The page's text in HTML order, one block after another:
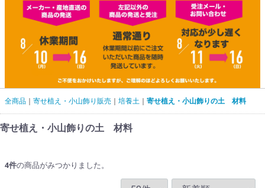
全商品 寄せ植え・小山飾り販売 培養土 寄せ植え・小山飾りの土 材料
寄せ植え・小山飾りの土 材料
4件の商品がみつかりました。